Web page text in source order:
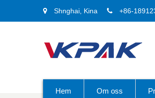
Shnghai, Kina +86-
Hem Om oss